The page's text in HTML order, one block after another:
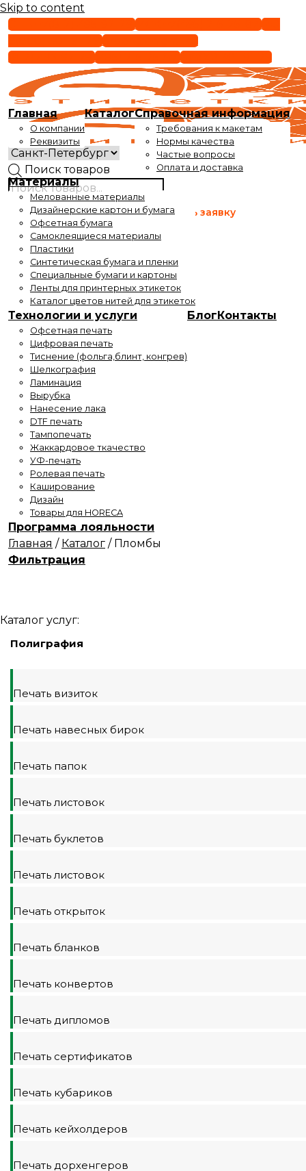
Skip to content
СПБ +7(812) 495-92-29
МСК +7(495) 215-25-87
РФ
order@epigraf.ru
(812) 495-92-29
(495) 215-25-87 8(800) 301-91-29
Поиск товаров
Время работы
с 9 до 17-30
Время выдачи заказов
с 10 до 17-30
Оставить заявку
Главная
О компании
Реквизиты
КаталогСправочная информация
Требования к макетам
Нормы качества
Частые вопросы
Оплата и доставка
Материалы
Мелованные материалы
Дизайнерские картон и бумага
Офсетная бумага
Самоклеящиеся материалы
Пластики
Синтетическая бумага и пленки
Специальные бумаги и картоны
Ленты для принтерных этикеток
Каталог цветов нитей для этикеток
Технологии и услуги
Офсетная печать
Цифровая печать
Тиснение (фольга,блинт, конгрев)
Шелкография
Ламинация
Вырубка
Нанесение лака
DTF печать
Тампопечать
Жаккардовое ткачество
УФ-печать
Ролевая печать
Каширование
Дизайн
Товары для HORECA
БлогКонтакты
Программа лояльности
Главная / Каталог / Пломбы
Фильтрация
Каталог услуг:
Полиграфия
Печать визиток
Печать навесных бирок
Печать папок
Печать листовок
Печать буклетов
Печать листовок
Печать открыток
Печать бланков
Печать конвертов
Печать дипломов
Печать сертификатов
Печать кубариков
Печать кейхолдеров
Печать дорхенгеров